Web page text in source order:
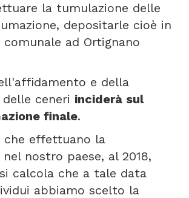
la tumulazione delle
depositarle cioè in
ad Ortignano
e della
ceneri inciderà sul
finale.
che effettuano la
nostro paese, al 2018,
calcola che a tale data
abbiamo scelto la